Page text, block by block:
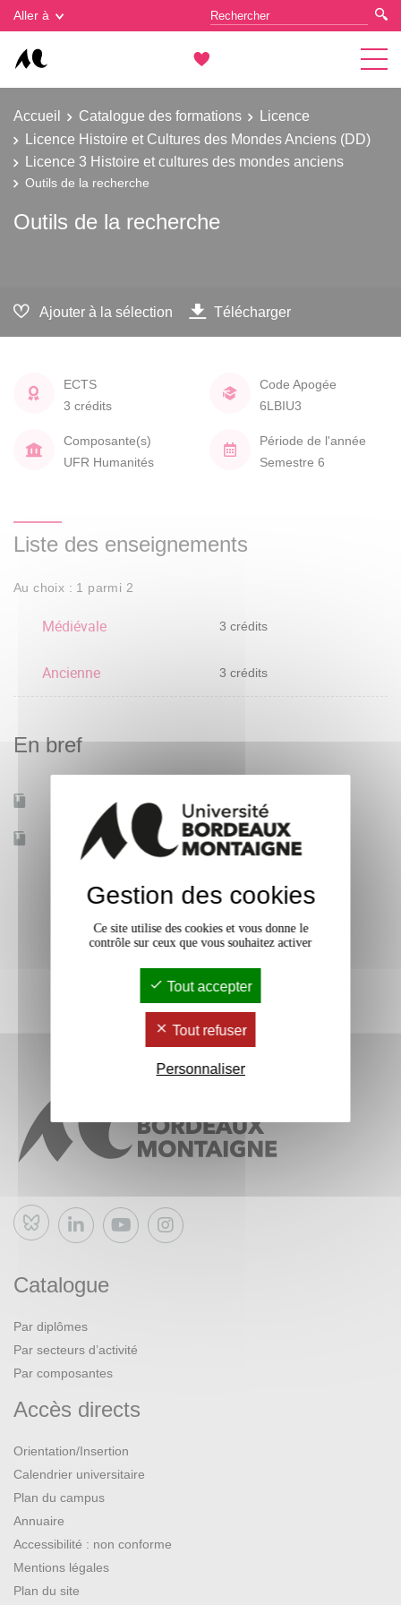
Aller à
Accueil Catalogue des formations
Licence
Licence Histoire et Cultures des Mondes Anciens (DD)
Licence 3 Histoire et cultures des mondes anciens
Outils de la recherche
Outils de la recherche
Ajouter à la sélection Télécharger
ECTS
3 crédits
Code Apogée
6LBIU3
Composante(s)
UFR Humanités
Période de l'année
Semestre 6
Liste des enseignements
Au choix : 1 parmi 2
Médiévale 3 crédits
Ancienne 3 crédits
En bref
Mobilité d'études Non
Accessible à distance Non
Bluesky
Catalogue
Par diplômes
Par secteurs d’activité
Par composantes
Accès directs
Orientation/Insertion
Calendrier universitaire
Plan du campus
Annuaire
Accessibilité : non conforme
Mentions légales
Plan du site
Gestion des cookies
Gestion des cookies
Ce site utilise des cookies et vous donne le
contrôle sur ceux que vous souhaitez activer
Tout accepter
Tout refuser
Personnaliser